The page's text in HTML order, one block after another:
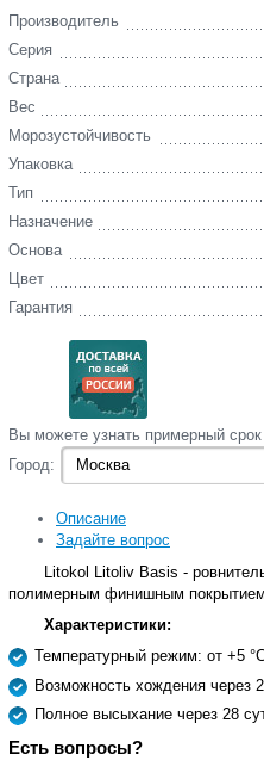
Производитель
Серия
Страна
Вес
Морозустойчивость
Упаковка
Тип
Назначение
Основа
Цвет
Гарантия
Вы‌ можете‌ узнать‌ примерный срок
Город:
Описание
Задайте вопрос
Litokol Litoliv Basis -
полимерным финишным
Характеристики:
Температурный режим: от +5
Возможность хождения через
Полное высыхание через 28
Есть вопросы?